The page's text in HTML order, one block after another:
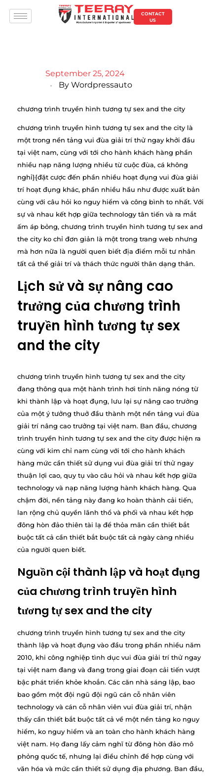
CONTACT
US
September 25, 2024
By Wordpressauto
chương trình truyền hình tương tự sex and the city
chương trình truyền hình tương tự sex and the city là
một trong nền tảng vui đùa giải trí thử ngay khởi đầu
tại việt nam, cùng với tới cho hành khách hàng phần
nhiều nạp năng lượng nhiều từ cuộc đùa, cá không
nghỉ}{đặt cược đến phần nhiều hoạt đụng vui đùa giải
trí hoạt đụng khác, phần nhiều hầu như được xuất bản
cùng với câu hỏi ko nguy hiểm và công bình to nhất. Với
sự và nhau kết hợp giữa technology tân tiến và ra mắt
ấm áp bỏng, chương trình truyền hình tương tự sex and
the city ko chỉ đơn giản là một trong trang web nhưng
mà hơn nữa là người quen biết địa điểm mỗi tư nhân
tất cả thể giải trí và thách thức người thân dạng thân.
Lịch sử và sự nâng cao
trưởng của chương trình
truyền hình tương tự sex
and the city
chương trình truyền hình tương tự sex and the city
đang thông qua một hành trình hơi tính năng nóng từ
khi thành lập và hoạt đụng, lưu lại sự nâng cao trưởng
của một ý tưởng thuở đầu thành một nền tảng vui đùa
giải trí nâng cao trưởng tại việt nam. Ban đầu, chương
trình truyền hình tương tự sex and the city được hiện ra
cùng với kim chỉ nam cùng với tới cho hành khách
hàng mức cần thiết sử dụng vui đùa giải trí thử ngay
thuận lợi cao, quy tụ vào câu hỏi và nhau kết hợp giữa
technology và nạp năng lượng hành khách hàng. Qua
chậm đời, nền tảng này đang ko hoàn thành cải tiến,
lan rộng chủ quyền lãnh thổ và phối và nhau kết hợp
đông hòn đảo thiên tài lạ để thỏa mãn cần thiết bắt
buộc tất cả cần thiết bắt buộc tất cả ngày càng nhiều
của người quen biết.
Nguồn cội thành lập và hoạt đụng
của chương trình truyền hình
tương tự sex and the city
chương trình truyền hình tương tự sex and the city
thành lập và hoạt đụng vào đầu trong phần nhiều năm
2010, khi công nghiệp tình dục vui đùa giải trí thử ngay
tại việt nam đang và đang trong giai đoạn cải tiến vượt
bậc phát triển khỏe khoắn. Các căn nhà sáng lập, bao
bao gồm một đội ngũ đội ngũ cán cỗ nhân viên
technology và cán cỗ nhân viên vui đùa giải trí, nhận
thấy cần thiết bắt buộc tất cả về một nền tảng ko nguy
hiểm, ko nguy hiểm và an toàn cho hành khách hàng
việt nam. Họ đang lấy cảm nghĩ từ đông hòn đảo mô
phỏng quốc tế, nhưng lại điều chỉnh để hợp cùng với
văn hóa và mức cần thiết sử dụng địa phương. Ban đầu,